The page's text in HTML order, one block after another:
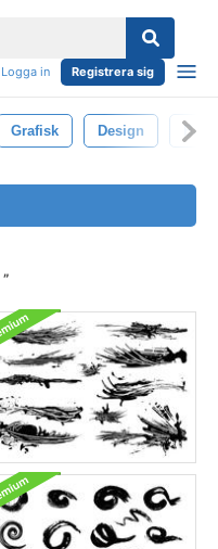
Logga in Registrera sig
Grafisk Design